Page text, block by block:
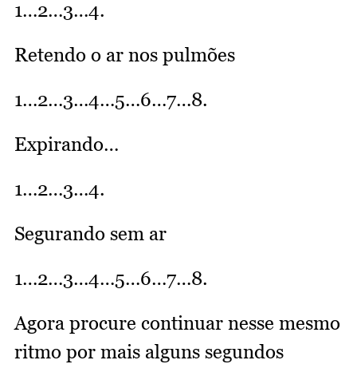
1…2…3…4.
Retendo o ar nos pulmões
1…2…3…4…5…6…7…8.
Expirando…
1…2…3…4.
Segurando sem ar
1…2…3…4…5…6…7…8.
Agora procure continuar nesse mesmo
ritmo por mais alguns segundos